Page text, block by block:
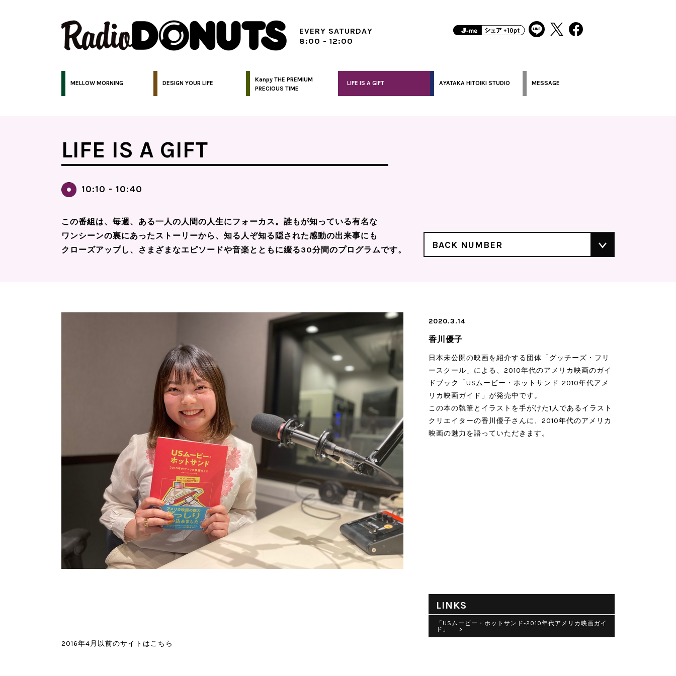
EVERY SATURDAY
8:00 - 12:00
MELLOW MORNING DESIGN YOUR LIFE
Kanpy THE PREMIUM
PRECIOUS TIME
LIFE IS A GIFT AYATAKA HITOIKI STUDIO MESSAGE
LIFE IS A GIFT
10:10 - 10:40
この番組は、毎週、ある一人の人間の人生にフォーカス。誰もが知っている有名な
ワンシーンの裏にあったストーリーから、知る人ぞ知る隠された感動の出来事にも
クローズアップし、さまざまなエピソードや音楽とともに綴る30分間のプログラムです。
BACK NUMBER
2020.3.14
香川優子
日本未公開の映画を紹介する団体「グッチーズ・フリ
ースクール」による、2010年代のアメリカ映画のガイ
ドブック「USムービー・ホットサンド-2010年代アメ
リカ映画ガイド」が発売中です。
この本の執筆とイラストを手がけた1人であるイラスト
クリエイターの香川優子さんに、2010年代のアメリカ
映画の魅力を語っていただきます。
LINKS
「USムービー・ホットサンド-2010年代アメリカ映画ガイ
ド」 >
2016年4月以前のサイトはこちら